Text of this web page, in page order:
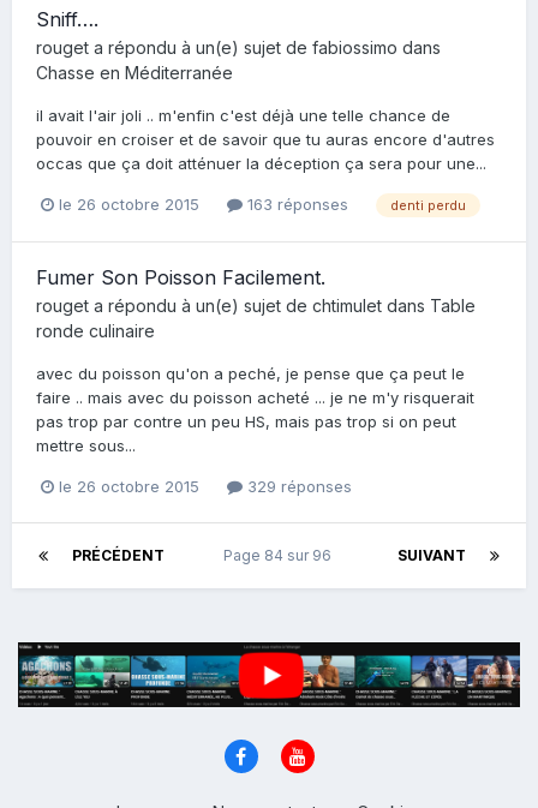
Sniff….
rouget a répondu à un(e) sujet de fabiossimo dans
Chasse en Méditerranée
il avait l'air joli .. m'enfin c'est déjà une telle chance de
pouvoir en croiser et de savoir que tu auras encore d'autres
occas que ça doit atténuer la déception ça sera pour une...
le 26 octobre 2015 163 réponses denti perdu
Fumer Son Poisson Facilement.
rouget a répondu à un(e) sujet de chtimulet dans Table
ronde culinaire
avec du poisson qu'on a peché, je pense que ça peut le
faire .. mais avec du poisson acheté ... je ne m'y risquerait
pas trop par contre un peu HS, mais pas trop si on peut
mettre sous...
le 26 octobre 2015 329 réponses
PRÉCÉDENT SUIVANT
Page 84 sur 96